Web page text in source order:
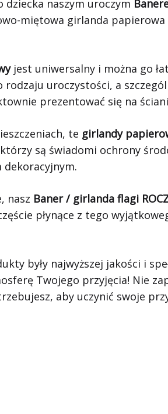
naszym uroczym
miętowa girlanda
jest uniwersalny i można go
uroczystości, a
prezentować się na
te girlandy
są świadomi ochrony
nasz Baner / girlanda flagi
płynące z tego
były najwyższej jakości i
Twojego przyjęcia! Nie
aby uczynić swoje